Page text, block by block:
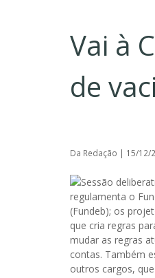
Vai à
de
Da Redação | 15/12/